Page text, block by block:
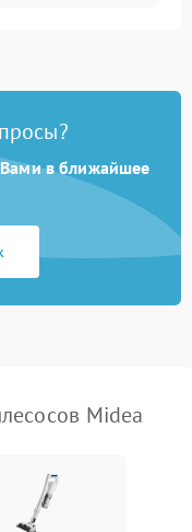
Подробнее →
Подробнее →
Подробнее →
Вами в ближайшее
Midea